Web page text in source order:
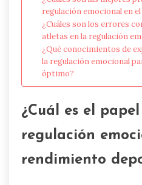
regulación emocional en
¿Cuáles son los errores
atletas en la regulación
¿Qué conocimientos de
la regulación emocional
óptimo?
¿Cuál es el
regulación
rendimiento